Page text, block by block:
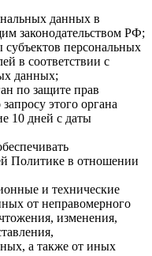
данных в
законодательством РФ;
персональных
в соответствии с
данных;
по защите прав
этого органа
10 дней с даты
Политике в отношении
и технические
от неправомерного
изменения,
а также от иных